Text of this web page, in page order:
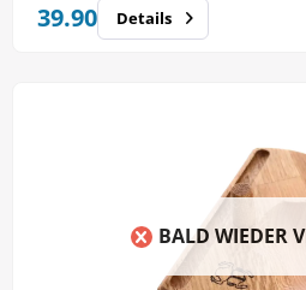
39.90 Details
BALD WIEDER